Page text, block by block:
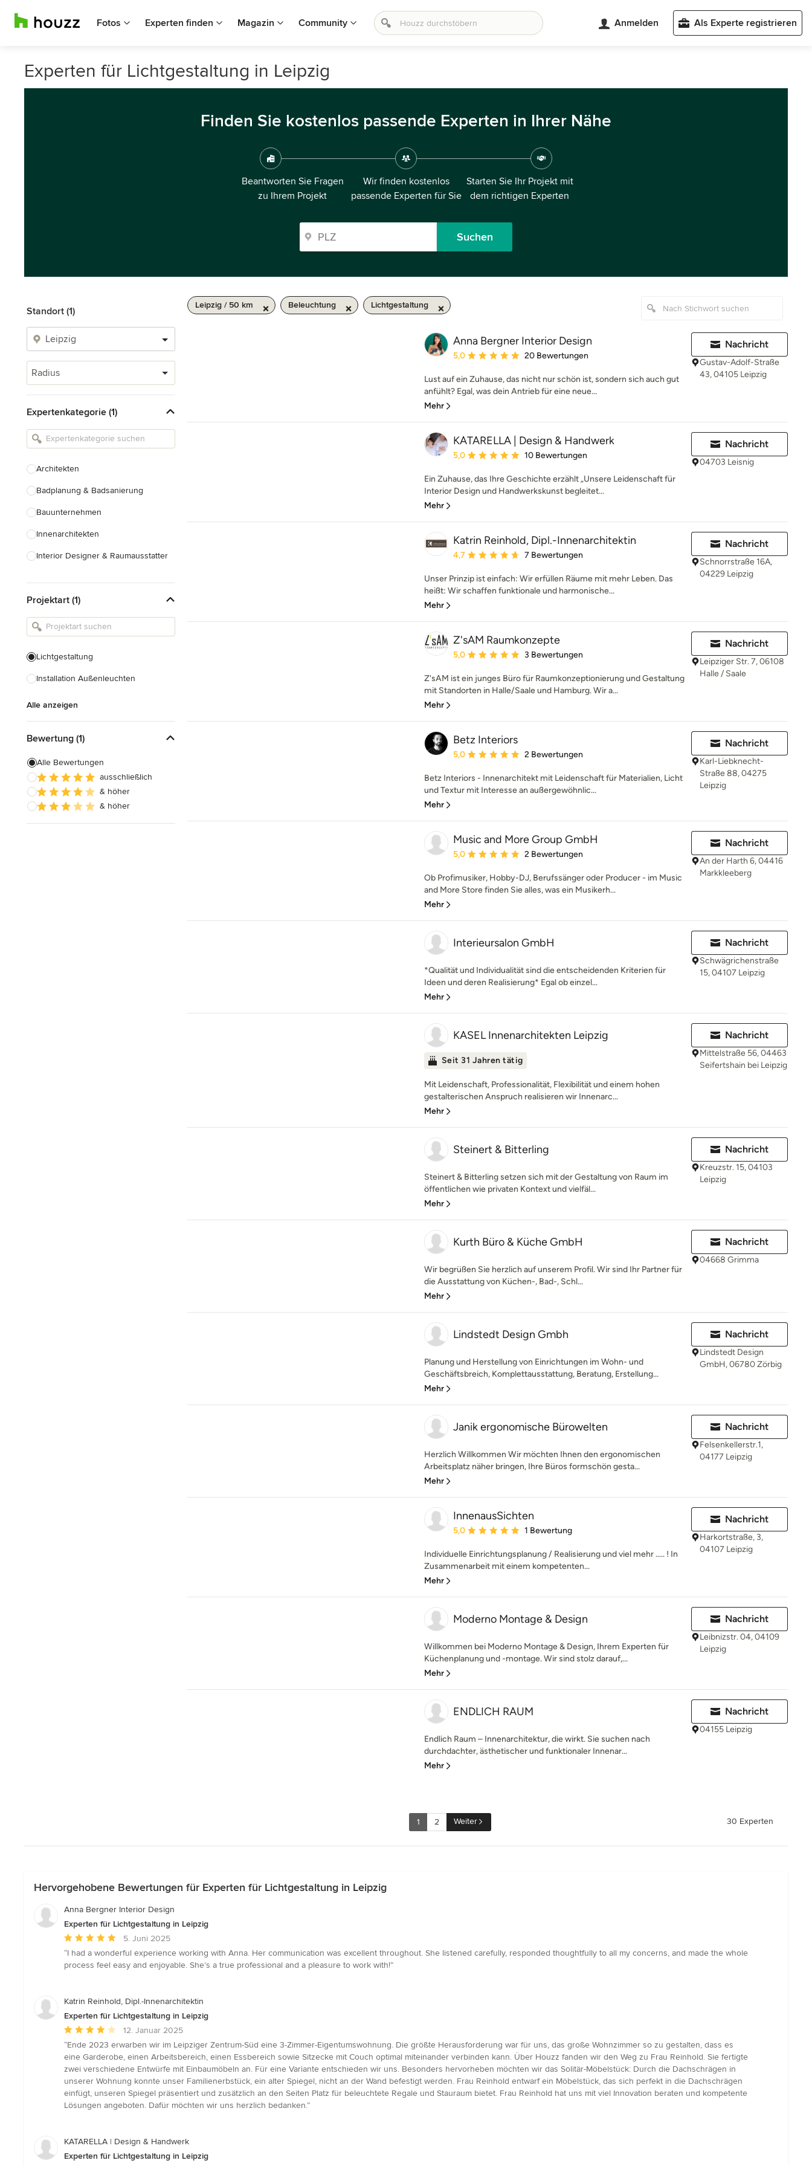
Fotos Experten finden Magazin Community Anmelden Als Experte registrieren
Experten für Lichtgestaltung in Leipzig
Finden Sie kostenlos passende Experten in Ihrer Nähe
Beantworten Sie Fragen
zu Ihrem Projekt
Wir finden kostenlos
passende Experten für Sie
Starten Sie Ihr Projekt mit
dem richtigen Experten
Suchen
Standort (1)
Radius
Expertenkategorie (1)
Architekten
Badplanung & Badsanierung
Bauunternehmen
Innenarchitekten
Interior Designer & Raumausstatter
Landschaftsarchitekten
Armaturen & Sanitärbedarf
Einbauschränke
Projektart (1)
Lichtgestaltung
Installation Außenleuchten
Alle anzeigen
Bewertung (1)
Alle Bewertungen
ausschließlich
& höher
& höher
Leipzig / 50 km Beleuchtung Lichtgestaltung
Anna Bergner Interior Design
Durchschnittliche Bewertung: 5 von 5 Sternen
5,0 20 Bewertungen
Lust auf ein Zuhause, das nicht nur schön ist, sondern sich auch gut
anfühlt? Egal, was dein Antrieb für eine neue...
Mehr
Nachricht
Gustav-Adolf-Straße
43, 04105 Leipzig
KATARELLA | Design & Handwerk
Durchschnittliche Bewertung: 5 von 5 Sternen
5,0 10 Bewertungen
Ein Zuhause, das Ihre Geschichte erzählt „Unsere Leidenschaft für
Interior Design und Handwerkskunst begleitet...
Mehr
Nachricht
04703 Leisnig
Katrin Reinhold, Dipl.-Innenarchitektin
Durchschnittliche Bewertung: 4.7 von 5 Sternen
4,7 7 Bewertungen
Unser Prinzip ist einfach: Wir erfüllen Räume mit mehr Leben. Das
heißt: Wir schaffen funktionale und harmonische...
Mehr
Nachricht
Schnorrstraße 16A,
04229 Leipzig
Z'sAM Raumkonzepte
Durchschnittliche Bewertung: 5 von 5 Sternen
5,0 3 Bewertungen
Z'sAM ist ein junges Büro für Raumkonzeptionierung und Gestaltung
mit Standorten in Halle/Saale und Hamburg. Wir a...
Mehr
Nachricht
Leipziger Str. 7, 06108
Halle / Saale
Betz Interiors
Durchschnittliche Bewertung: 5 von 5 Sternen
5,0 2 Bewertungen
Betz Interiors - Innenarchitekt mit Leidenschaft für Materialien, Licht
und Textur mit Interesse an außergewöhnlic...
Mehr
Nachricht
Karl-Liebknecht-
Straße 88, 04275
Leipzig
Music and More Group GmbH
Durchschnittliche Bewertung: 5 von 5 Sternen
5,0 2 Bewertungen
Ob Profimusiker, Hobby-DJ, Berufssänger oder Producer - im Music
and More Store finden Sie alles, was ein Musikerh...
Mehr
Nachricht
An der Harth 6, 04416
Markkleeberg
Interieursalon GmbH
*Qualität und Individualität sind die entscheidenden Kriterien für
Ideen und deren Realisierung* Egal ob einzel...
Mehr
Nachricht
Schwägrichenstraße
15, 04107 Leipzig
KASEL Innenarchitekten Leipzig
Seit 31 Jahren tätig
Mit Leidenschaft, Professionalität, Flexibilität und einem hohen
gestalterischen Anspruch realisieren wir Innenarc...
Mehr
Nachricht
Mittelstraße 56, 04463
Seifertshain bei Leipzig
Steinert & Bitterling
Steinert & Bitterling setzen sich mit der Gestaltung von Raum im
öffentlichen wie privaten Kontext und vielfäl...
Mehr
Nachricht
Kreuzstr. 15, 04103
Leipzig
Kurth Büro & Küche GmbH
Wir begrüßen Sie herzlich auf unserem Profil. Wir sind Ihr Partner für
die Ausstattung von Küchen-, Bad-, Schl...
Mehr
Nachricht
04668 Grimma
Lindstedt Design Gmbh
Planung und Herstellung von Einrichtungen im Wohn- und
Geschäftsbreich, Komplettausstattung, Beratung, Erstellung...
Mehr
Nachricht
Lindstedt Design
GmbH, 06780 Zörbig
Janik ergonomische Bürowelten
Herzlich Willkommen Wir möchten Ihnen den ergonomischen
Arbeitsplatz näher bringen, Ihre Büros formschön gesta...
Mehr
Nachricht
Felsenkellerstr.1,
04177 Leipzig
InnenausSichten
Durchschnittliche Bewertung: 5 von 5 Sternen
5,0 1 Bewertung
Individuelle Einrichtungsplanung / Realisierung und viel mehr ..... ! In
Zusammenarbeit mit einem kompetenten...
Mehr
Nachricht
Harkortstraße, 3,
04107 Leipzig
Moderno Montage & Design
Willkommen bei Moderno Montage & Design, Ihrem Experten für
Küchenplanung und -montage. Wir sind stolz darauf,...
Mehr
Nachricht
Leibnizstr. 04, 04109
Leipzig
ENDLICH RAUM
Endlich Raum – Innenarchitektur, die wirkt. Sie suchen nach
durchdachter, ästhetischer und funktionaler Innenar...
Mehr
Nachricht
04155 Leipzig
1 2 Weiter 30 Experten
Hervorgehobene Bewertungen für Experten für Lichtgestaltung in Leipzig
Anna Bergner Interior Design
Experten für Lichtgestaltung in Leipzig
Durchschnittliche
Bewertung:
5
Sternen
5. Juni 2025
“I had a wonderful experience working with Anna. Her communication was excellent throughout. She listened carefully, responded thoughtfully to all my concerns, and made the whole
process feel easy and enjoyable. She’s a true professional and a pleasure to work with!”
Katrin Reinhold, Dipl.-Innenarchitektin
Experten für Lichtgestaltung in Leipzig
Durchschnittliche
Bewertung:
4
von
5
Sternen
12. Januar 2025
“Ende 2023 erwarben wir im Leipziger Zentrum-Süd eine 3-Zimmer-Eigentumswohnung. Die größte Herausforderung war für uns, das große Wohnzimmer so zu gestalten, dass es
eine Garderobe, einen Arbeitsbereich, einen Essbereich sowie Sitzecke mit Couch optimal miteinander verbinden kann. Über Houzz fanden wir den Weg zu Frau Reinhold. Sie fertigte
zwei verschiedene Entwürfe mit Einbaumöbeln an. Für eine Variante entschieden wir uns. Besonders hervorheben möchten wir das Solitär-Möbelstück: Durch die Dachschrägen in
unserer Wohnung konnte unser Familienerbstück, ein alter Spiegel, nicht an der Wand befestigt werden. Frau Reinhold entwarf ein Möbelstück, das sich perfekt in die Dachschrägen
einfügt, unseren Spiegel präsentiert und zusätzlich an den Seiten Platz für beleuchtete Regale und Stauraum bietet. Frau Reinhold hat uns mit viel Innovation beraten und kompetente
Lösungen angeboten. Dafür möchten wir uns herzlich bedanken.”
KATARELLA | Design & Handwerk
Experten für Lichtgestaltung in Leipzig